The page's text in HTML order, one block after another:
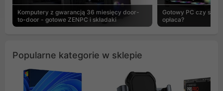
Komputery z gwarancją 36 miesięcy door-
to-door - gotowe ZENPC i składaki
Gotowy PC czy
opłaca?
Popularne kategorie w sklepie